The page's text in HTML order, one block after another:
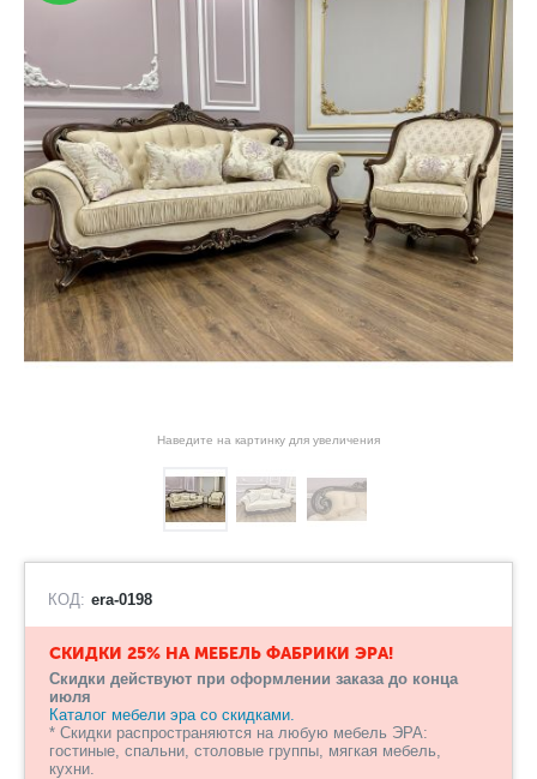
Наведите на картинку для увеличения
КОД: era-0198
СКИДКИ 25% НА МЕБЕЛЬ ФАБРИКИ ЭРА!
Скидки действуют при оформлении заказа до конца
июля
Каталог мебели эра со скидками.
* Скидки распространяются на любую мебель ЭРА:
гостиные, спальни, столовые группы, мягкая мебель,
кухни.